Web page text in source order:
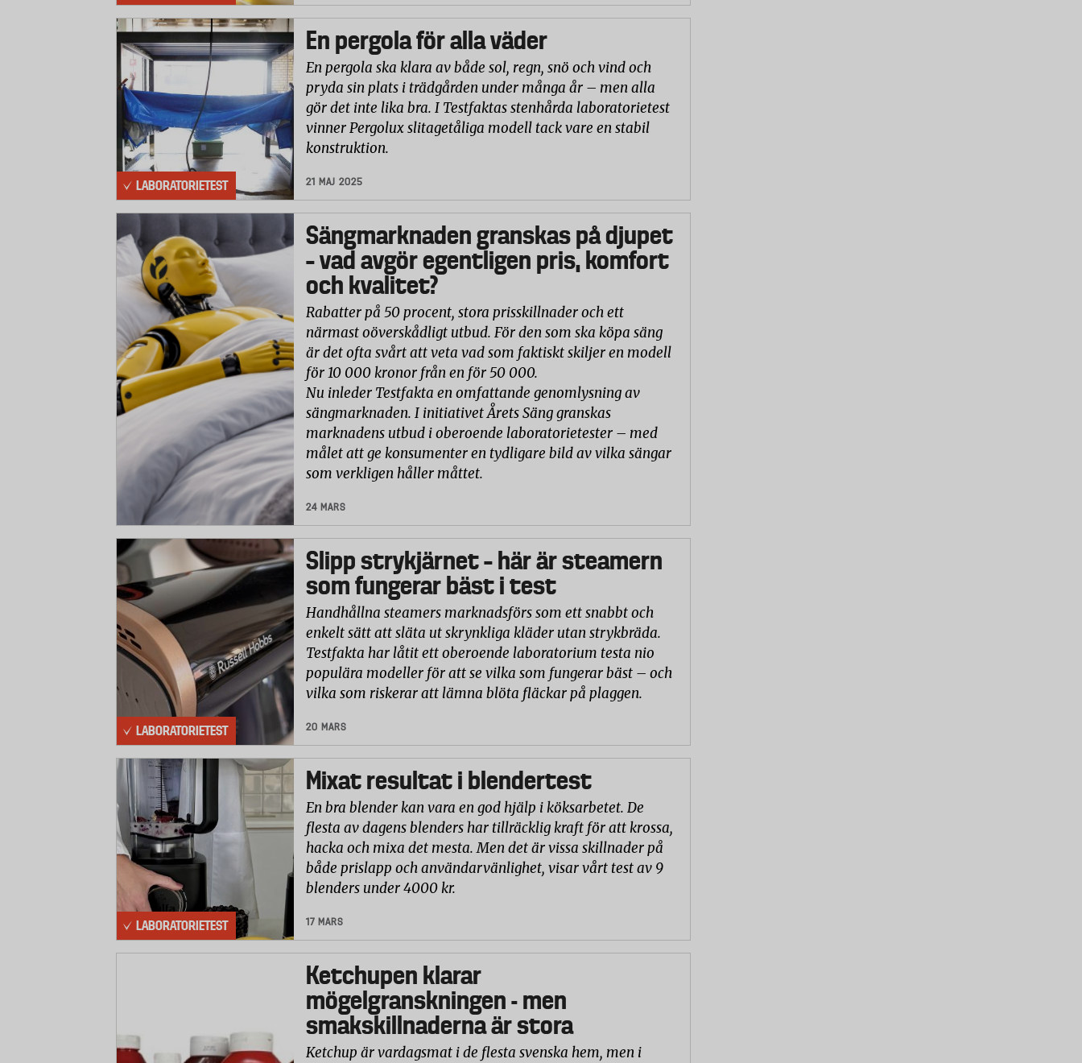
LABORATORIETEST
En pergola för alla väder
En pergola ska klara av både sol, regn, snö och vind och
pryda sin plats i trädgården under många år – men alla
gör det inte lika bra. I Testfaktas stenhårda laboratorietest
vinner Pergolux slitagetåliga modell tack vare en stabil
konstruktion.
21 MAJ 2025
Sängmarknaden granskas på djupet
– vad avgör egentligen pris, komfort
och kvalitet?
Rabatter på 50 procent, stora prisskillnader och ett
närmast oöverskådligt utbud. För den som ska köpa säng
är det ofta svårt att veta vad som faktiskt skiljer en modell
för 10 000 kronor från en för 50 000.
Nu inleder Testfakta en omfattande genomlysning av
sängmarknaden. I initiativet Årets Säng granskas
marknadens utbud i oberoende laboratorietester – med
målet att ge konsumenter en tydligare bild av vilka sängar
som verkligen håller måttet.
24 MARS
LABORATORIETEST
Slipp strykjärnet – här är steamern
som fungerar bäst i test
Handhållna steamers marknadsförs som ett snabbt och
enkelt sätt att släta ut skrynkliga kläder utan strykbräda.
Testfakta har låtit ett oberoende laboratorium testa nio
populära modeller för att se vilka som fungerar bäst – och
vilka som riskerar att lämna blöta fläckar på plaggen.
20 MARS
LABORATORIETEST
Mixat resultat i blendertest
En bra blender kan vara en god hjälp i köksarbetet. De
flesta av dagens blenders har tillräcklig kraft för att krossa,
hacka och mixa det mesta. Men det är vissa skillnader på
både prislapp och användarvänlighet, visar vårt test av 9
blenders under 4000 kr.
17 MARS
Ketchupen klarar
mögelgranskningen - men
smakskillnaderna är stora
Ketchup är vardagsmat i de flesta svenska hem, men i